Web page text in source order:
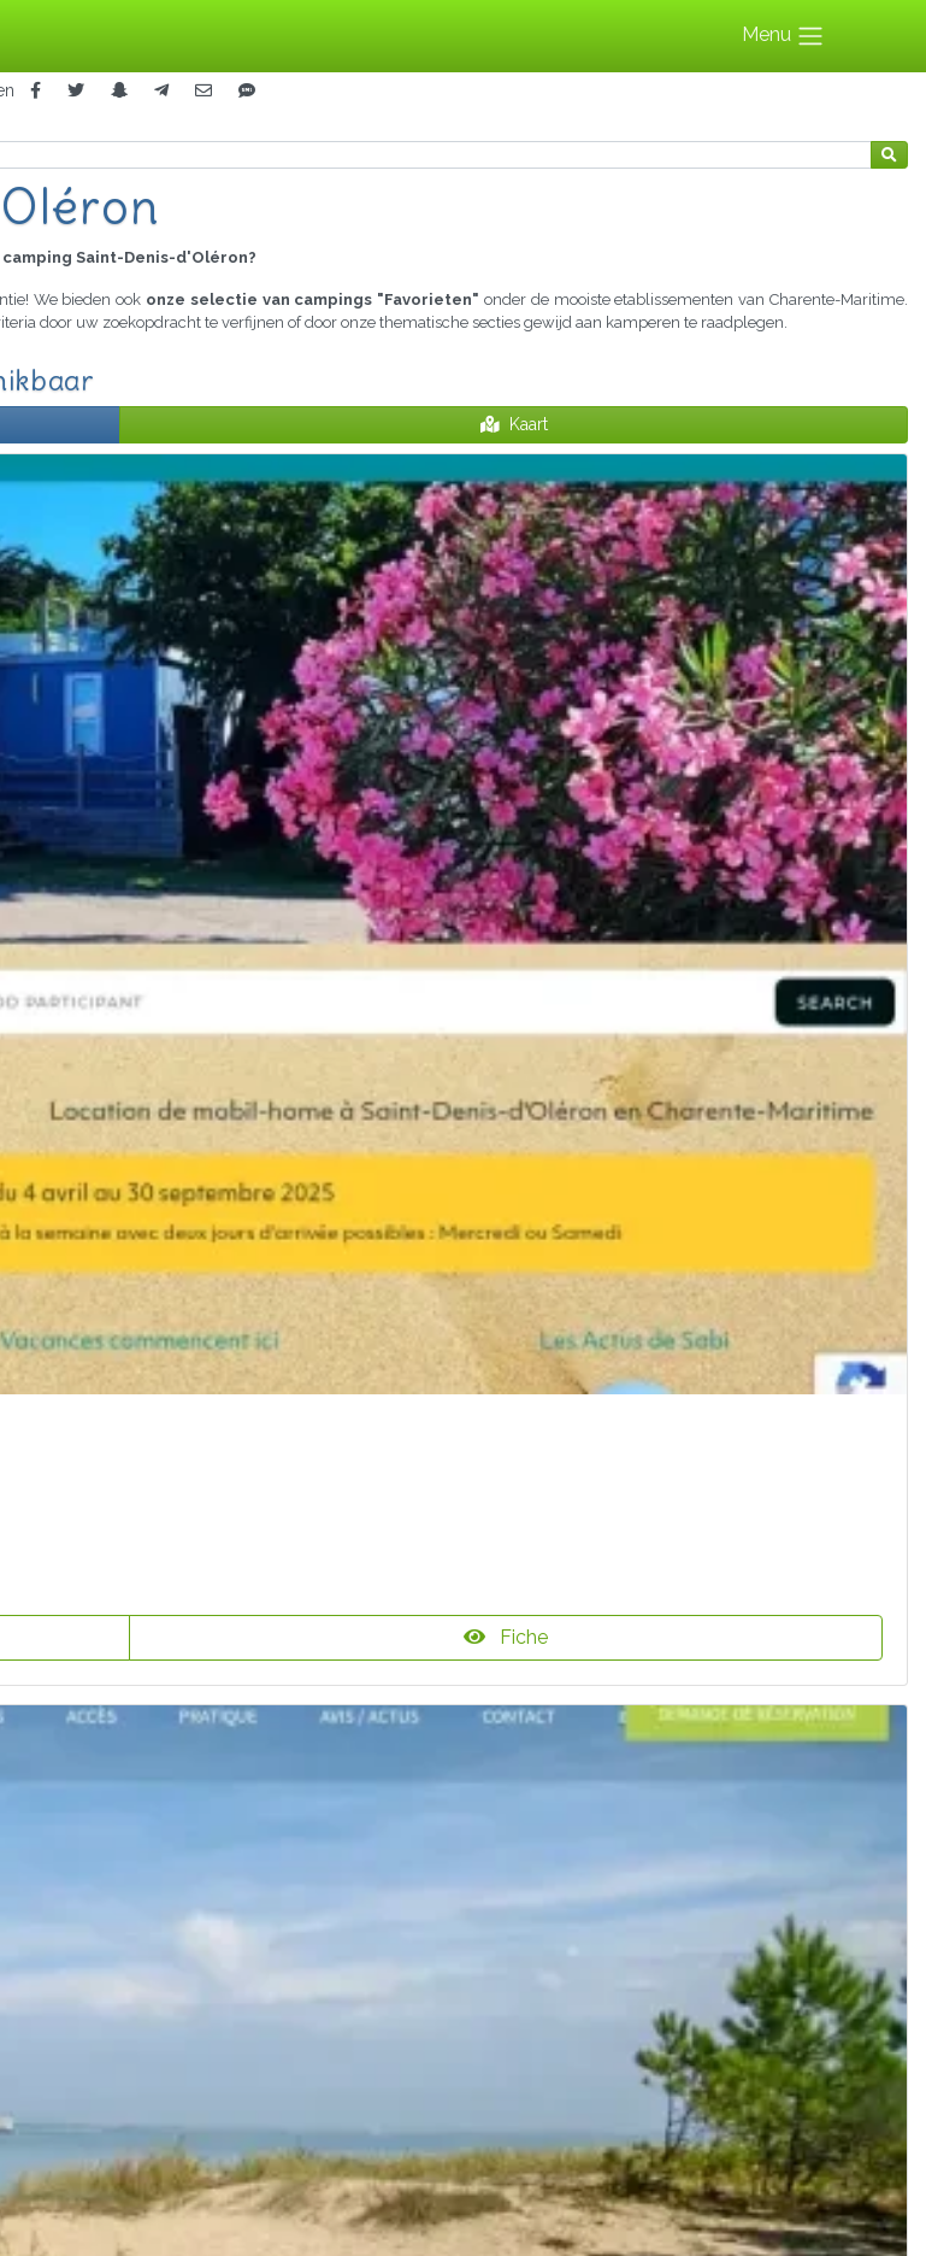
Menu
camping Saint-Denis-d'Oléron?
We bieden ook onze selectie van campings "Favorieten" onder de mooiste etablissementen van Charente-Maritime.
door uw zoekopdracht te verfijnen of door onze thematische secties gewijd aan kamperen te raadplegen.
Kaart
Fiche